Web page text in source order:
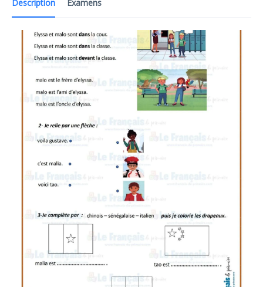
Description Examens